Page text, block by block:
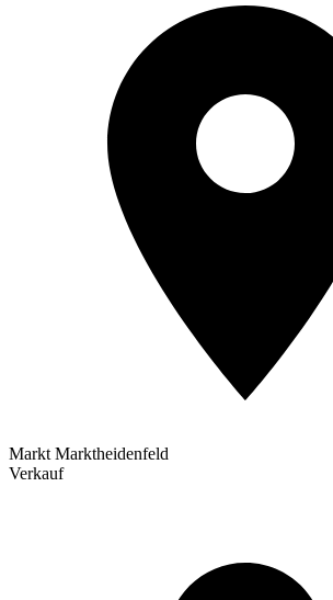
Markt Marktheidenfeld
Verkauf